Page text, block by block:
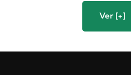
Ver [+]